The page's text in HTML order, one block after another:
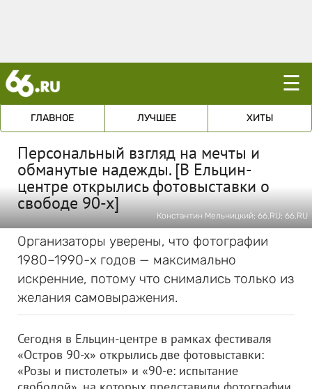
☰
ГЛАВНОЕ ЛУЧШЕЕ ХИТЫ
Персональный взгляд на мечты и
обманутые надежды. [В Ельцин-
центре открылись фотовыставки о
свободе 90-х]
Константин Мельницкий; 66.RU; 66.RU
Организаторы уверены, что фотографии
1980–1990-х годов — максимально
искренние, потому что снимались только из
желания самовыражения.
Сегодня в Ельцин-центре в рамках фестиваля
«Остров 90-х» открылись две фотовыставки:
«Розы и пистолеты» и «90-е: испытание